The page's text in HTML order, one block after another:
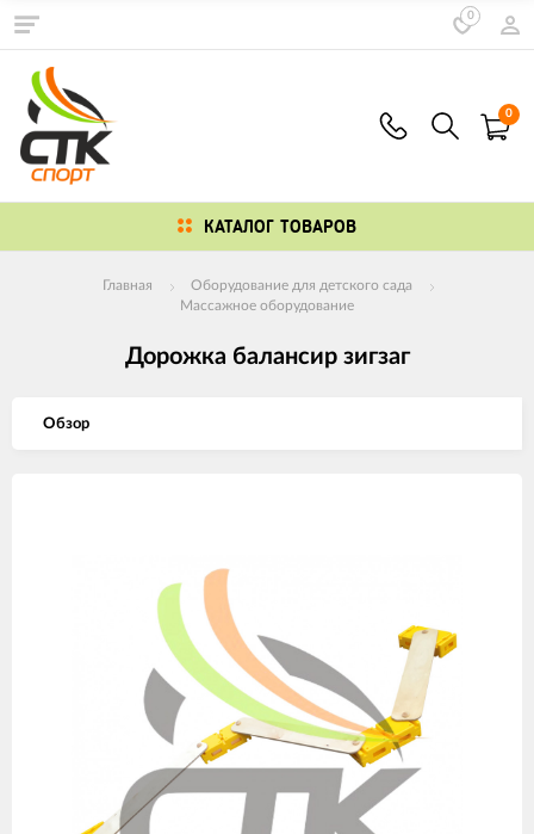
0
0
КАТАЛОГ ТОВАРОВ
Главная
Оборудование для детского сада
Массажное оборудование
Дорожка балансир зигзаг
Обзор